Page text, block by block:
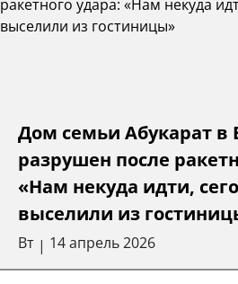
Дом семьи Абукарат в
разрушен после
«Нам некуда идти,
выселили из
Вт | 14 апрель 2026